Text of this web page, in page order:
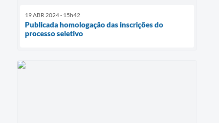
19 ABR 2024 - 15h42
Publicada homologação das inscrições do
processo seletivo